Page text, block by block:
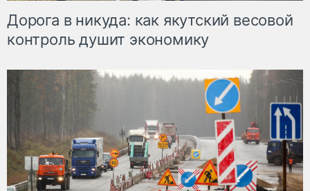
Дорога в никуда: как якутский весовой
контроль душит экономику